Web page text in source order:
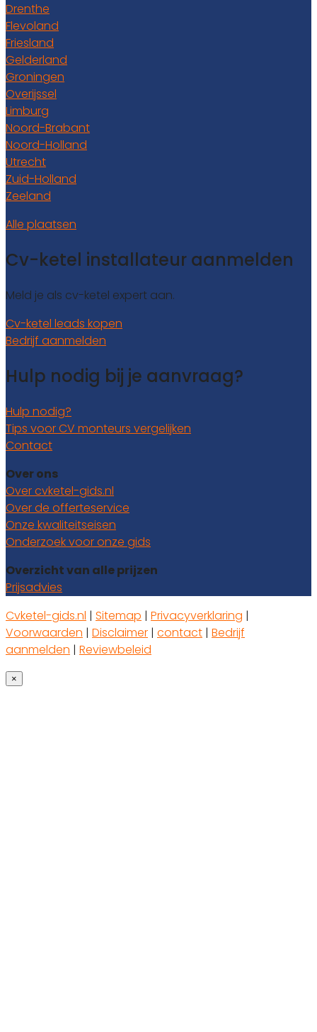
Drenthe
Flevoland
Friesland
Gelderland
Groningen
Overijssel
Limburg
Noord-Brabant
Noord-Holland
Utrecht
Zuid-Holland
Zeeland
Alle plaatsen
Cv-ketel installateur aanmelden
Meld je als cv-ketel expert aan.
Cv-ketel leads kopen
Bedrijf aanmelden
Hulp nodig bij je aanvraag?
Hulp nodig?
Tips voor CV monteurs vergelijken
Contact
Over ons
Over cvketel-gids.nl
Over de offerteservice
Onze kwaliteitseisen
Onderzoek voor onze gids
Overzicht van alle prijzen
Prijsadvies
Cvketel-gids.nl | Sitemap | Privacyverklaring |
Voorwaarden | Disclaimer | contact | Bedrijf
aanmelden | Reviewbeleid
×